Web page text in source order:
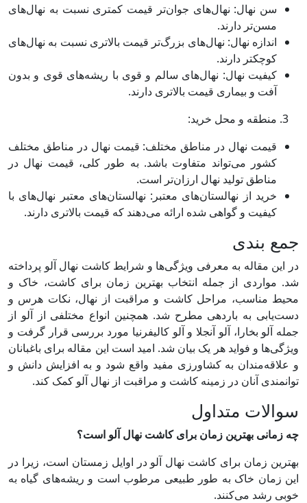
سن نهال: نهال‌های جوان‌تر قیمت کمتری نسبت به نهال‌های
مسن‌تر دارند.
اندازه نهال: نهال‌های بزرگ‌تر قیمت بالاتری نسبت به نهال‌های
کوچکتر دارند.
کیفیت نهال: نهال‌های سالم و قوی با ریشه‌های قوی و بدون
آفت و بیماری قیمت بالاتری دارند.
منطقه و محل خرید:
قیمت نهال در مناطق مختلف: قیمت نهال در مناطق مختلف
کشور می‌تواند متفاوت باشد. به طور کلی، قیمت نهال در
مناطق تولید نهال ارزان‌تر است.
خرید از نهالستان‌های معتبر: نهالستان‌های معتبر نهال‌های با
کیفیت و گواهی شده ارائه می‌دهند که قیمت بالاتری دارند.
جمع بندی
در این مقاله به معرفی ویژگی‌ها و شرایط کاشت نهال آلو پرداخته
شد. مواردی از جمله انتخاب بهترین زمان برای کاشت، خاک و
محیط مناسب، مراحل کاشت و مراقبت از نهال، نکات هرس و
دست‌یابی به باردهی مطرح شد. همچنین انواع مختلفی از آلو از
جمله آلو بخارا، آلو آنجلا و آلو کالیفرنیا مورد بررسی قرار گرفت و
ویژگی‌ها و فواید هر یک بیان شد. امید است این مقاله برای باغبانان
و علاقه‌مندان به کشاورزی مفید واقع شود و به افزایش دانش و
توانمندی آنان در زمینه کاشت و مراقبت از نهال آلو کمک کند.
سوالات متداول
چه زمانی بهترین زمان برای کاشت نهال آلو است؟
بهترین زمان برای کاشت نهال آلو در اوایل زمستان است، زیرا در
این زمان خاک به طور طبیعی مرطوب است و ریشه‌های گیاه به
خوبی رشد می‌کنند.